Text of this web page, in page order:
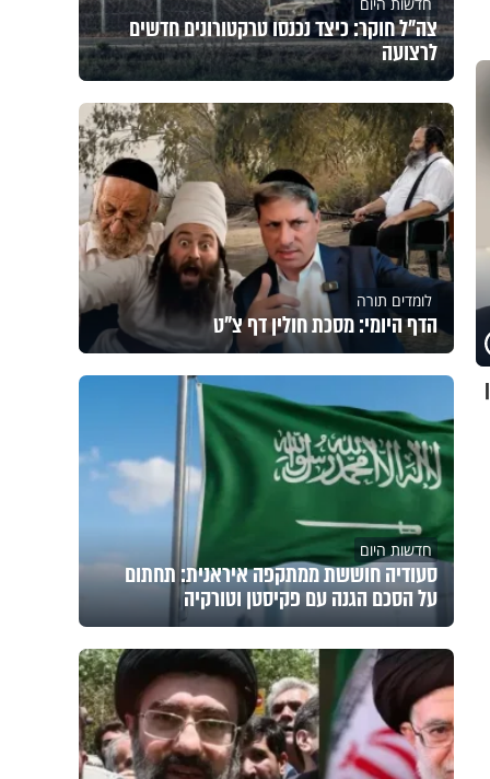
צה"ל חוקר: כיצד נכנסו טרקטורונים חדשים
לרצועה
לומדים תורה
הדף היומי: מסכת חולין דף צ"ט
חדשות היום
סעודיה חוששת ממתקפה איראנית: תחתום
על הסכם הגנה עם פקיסטן וטורקיה